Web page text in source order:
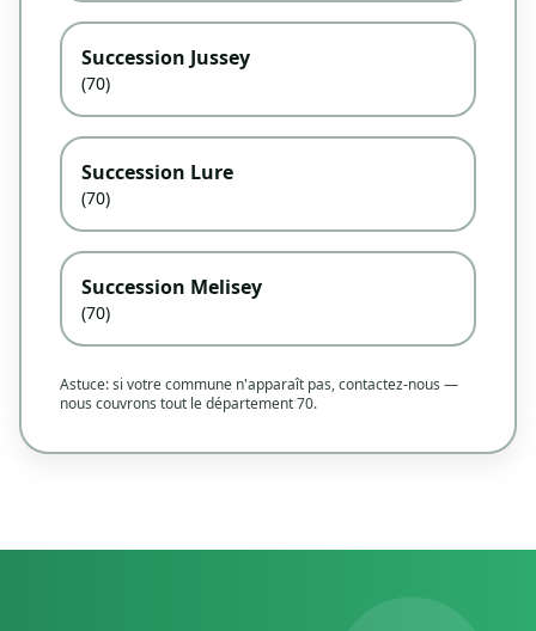
Succession Jussey
(70)
Succession Lure
(70)
Succession Melisey
(70)
Astuce: si votre commune n'apparaît pas, contactez-nous —
nous couvrons tout le département 70.